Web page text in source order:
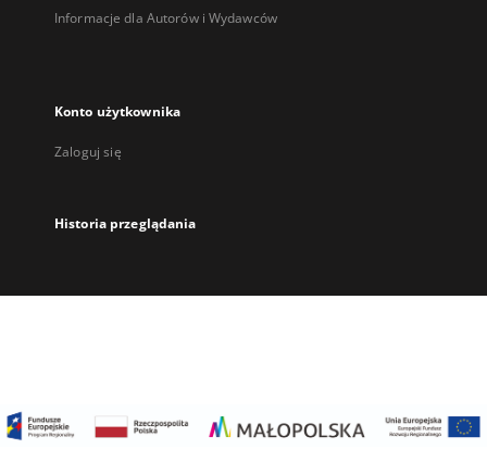
Informacje dla Autorów i Wydawców
Konto użytkownika
Zaloguj się
Historia przeglądania